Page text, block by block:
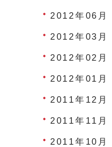
2012年06月
2012年03月
2012年02月
2012年01月
2011年12月
2011年11月
2011年10月